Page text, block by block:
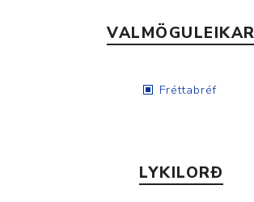
VALMÖGULEIKAR
Fréttabréf
LYKILORÐ